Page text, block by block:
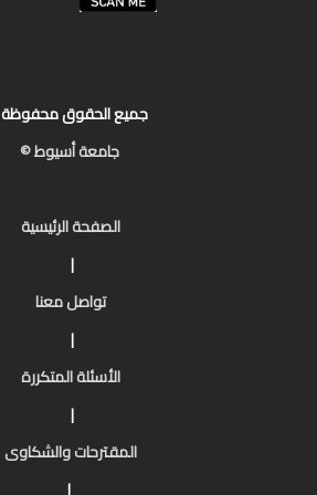
جميع الحقوق محفوظة
جامعة أسيوط ©
الصفحة الرئيسية
|
تواصل معنا
|
الأسئلة المتكررة
|
المقترحات والشكاوى
|